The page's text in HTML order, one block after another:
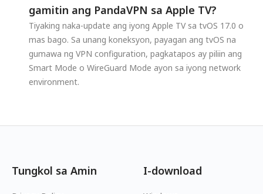
gamitin ang PandaVPN sa Apple TV?
Tiyaking naka-update ang iyong Apple TV sa tvOS 17.0 o
mas bago. Sa unang koneksyon, payagan ang tvOS na
gumawa ng VPN configuration, pagkatapos ay piliin ang
Smart Mode o WireGuard Mode ayon sa iyong network
environment.
Tungkol sa Amin I-download